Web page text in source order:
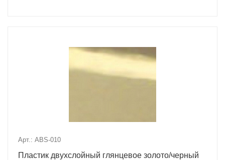
Арт.: ABS-010
Пластик двухслойный глянцевое золото/черный